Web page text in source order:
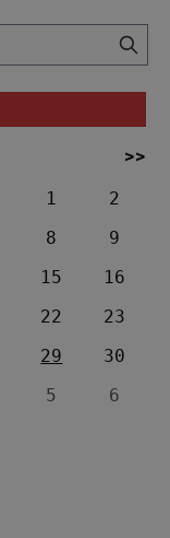
>>
1
2
8
9
15
16
22
23
29
30
5 6